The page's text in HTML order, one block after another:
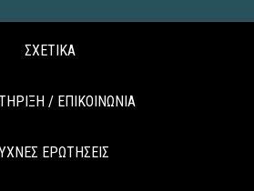
ΣΧΕΤΙΚΑ
/ ΕΠΙΚΟΙΝΩΝΙΑ
ΕΡΩΤΗΣΕΙΣ